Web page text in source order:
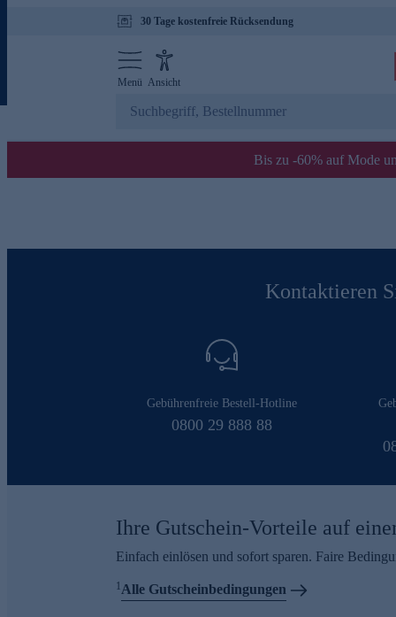
30 Tage kostenfreie Rücksendung
Menü Ansicht
Bis zu -60% auf Mode
Kontaktieren
Gebührenfreie Bestell-Hotline
0800 29 888 88
Ihre Gutschein-Vorteile auf
Einfach einlösen und sofort sparen. Faire
1Alle Gutscheinbedingungen